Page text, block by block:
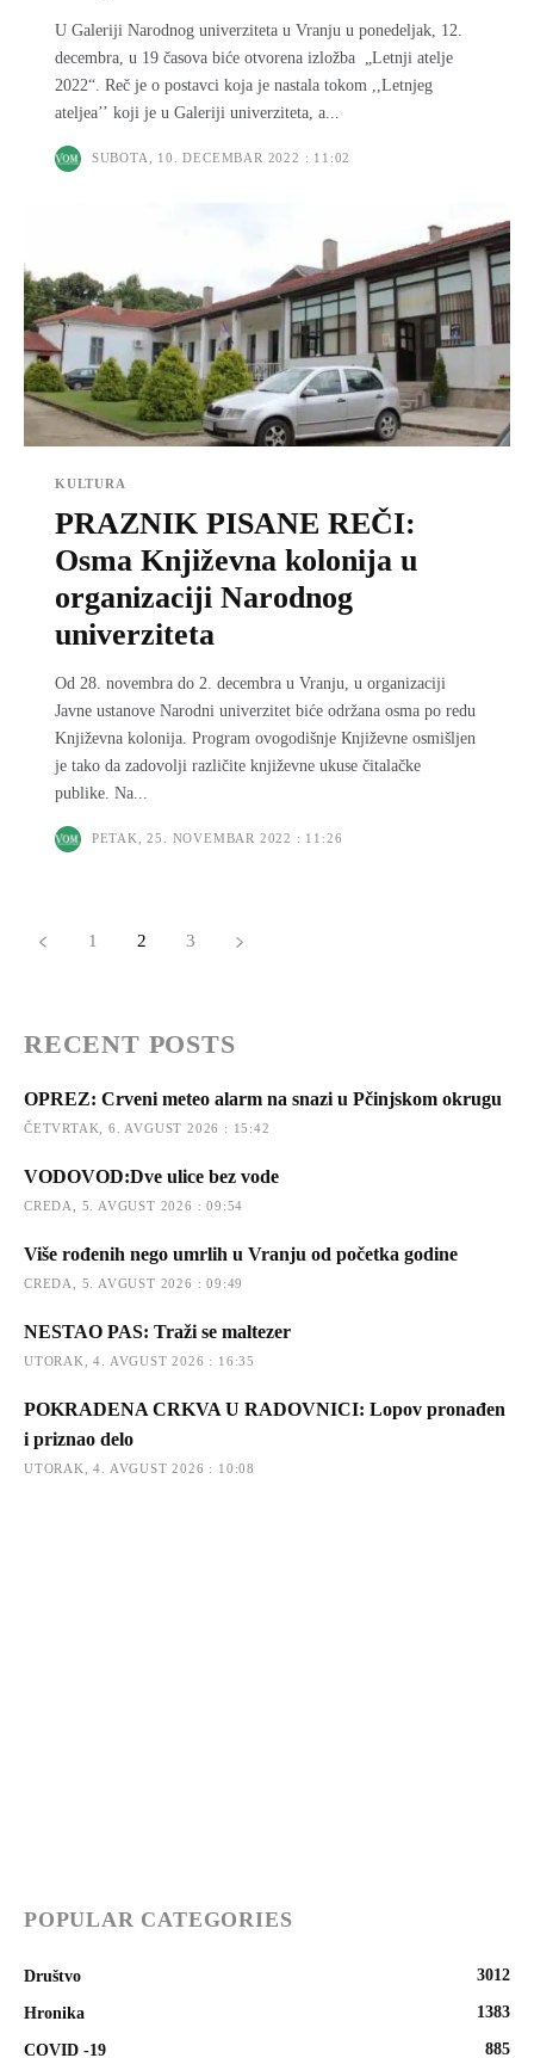
U Galeriji Narodnog univerziteta u Vranju u ponedeljak, 12.
decembra, u 19 časova biće otvorena izložba „Letnji atelje
2022“. Reč je o postavci koja je nastala tokom ,,Letnjeg
ateljea’’ koji je u Galeriji univerziteta, a...
SUBOTA, 10. DECEMBAR 2022 : 11:02
KULTURA
PRAZNIK PISANE REČI:
Osma Književna kolonija u
organizaciji Narodnog
univerziteta
Od 28. novembra do 2. decembra u Vranju, u organizaciji
Javne ustanove Narodni univerzitet biće održana osma po redu
Književna kolonija. Program ovogodišnje Кnjiževne osmišljen
je tako da zadovolji različite književne ukuse čitalačke
publike. Na...
PETAK, 25. NOVEMBAR 2022 : 11:26
1 2 3
RECENT POSTS
OPREZ: Crveni meteo alarm na snazi u Pčinjskom okrugu
ČETVRTAK, 6. AVGUST 2026 : 15:42
VODOVOD:Dve ulice bez vode
CREDA, 5. AVGUST 2026 : 09:54
Više rođenih nego umrlih u Vranju od početka godine
CREDA, 5. AVGUST 2026 : 09:49
NESTAO PAS: Traži se maltezer
UTORAK, 4. AVGUST 2026 : 16:35
POKRADENA CRKVA U RADOVNICI: Lopov pronađen
i priznao delo
UTORAK, 4. AVGUST 2026 : 10:08
POPULAR CATEGORIES
Društvo 3012
Hronika 1383
COVID -19 885